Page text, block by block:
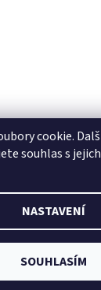
cookie.
souhlas s
NASTAVENÍ
SOUHLASÍM